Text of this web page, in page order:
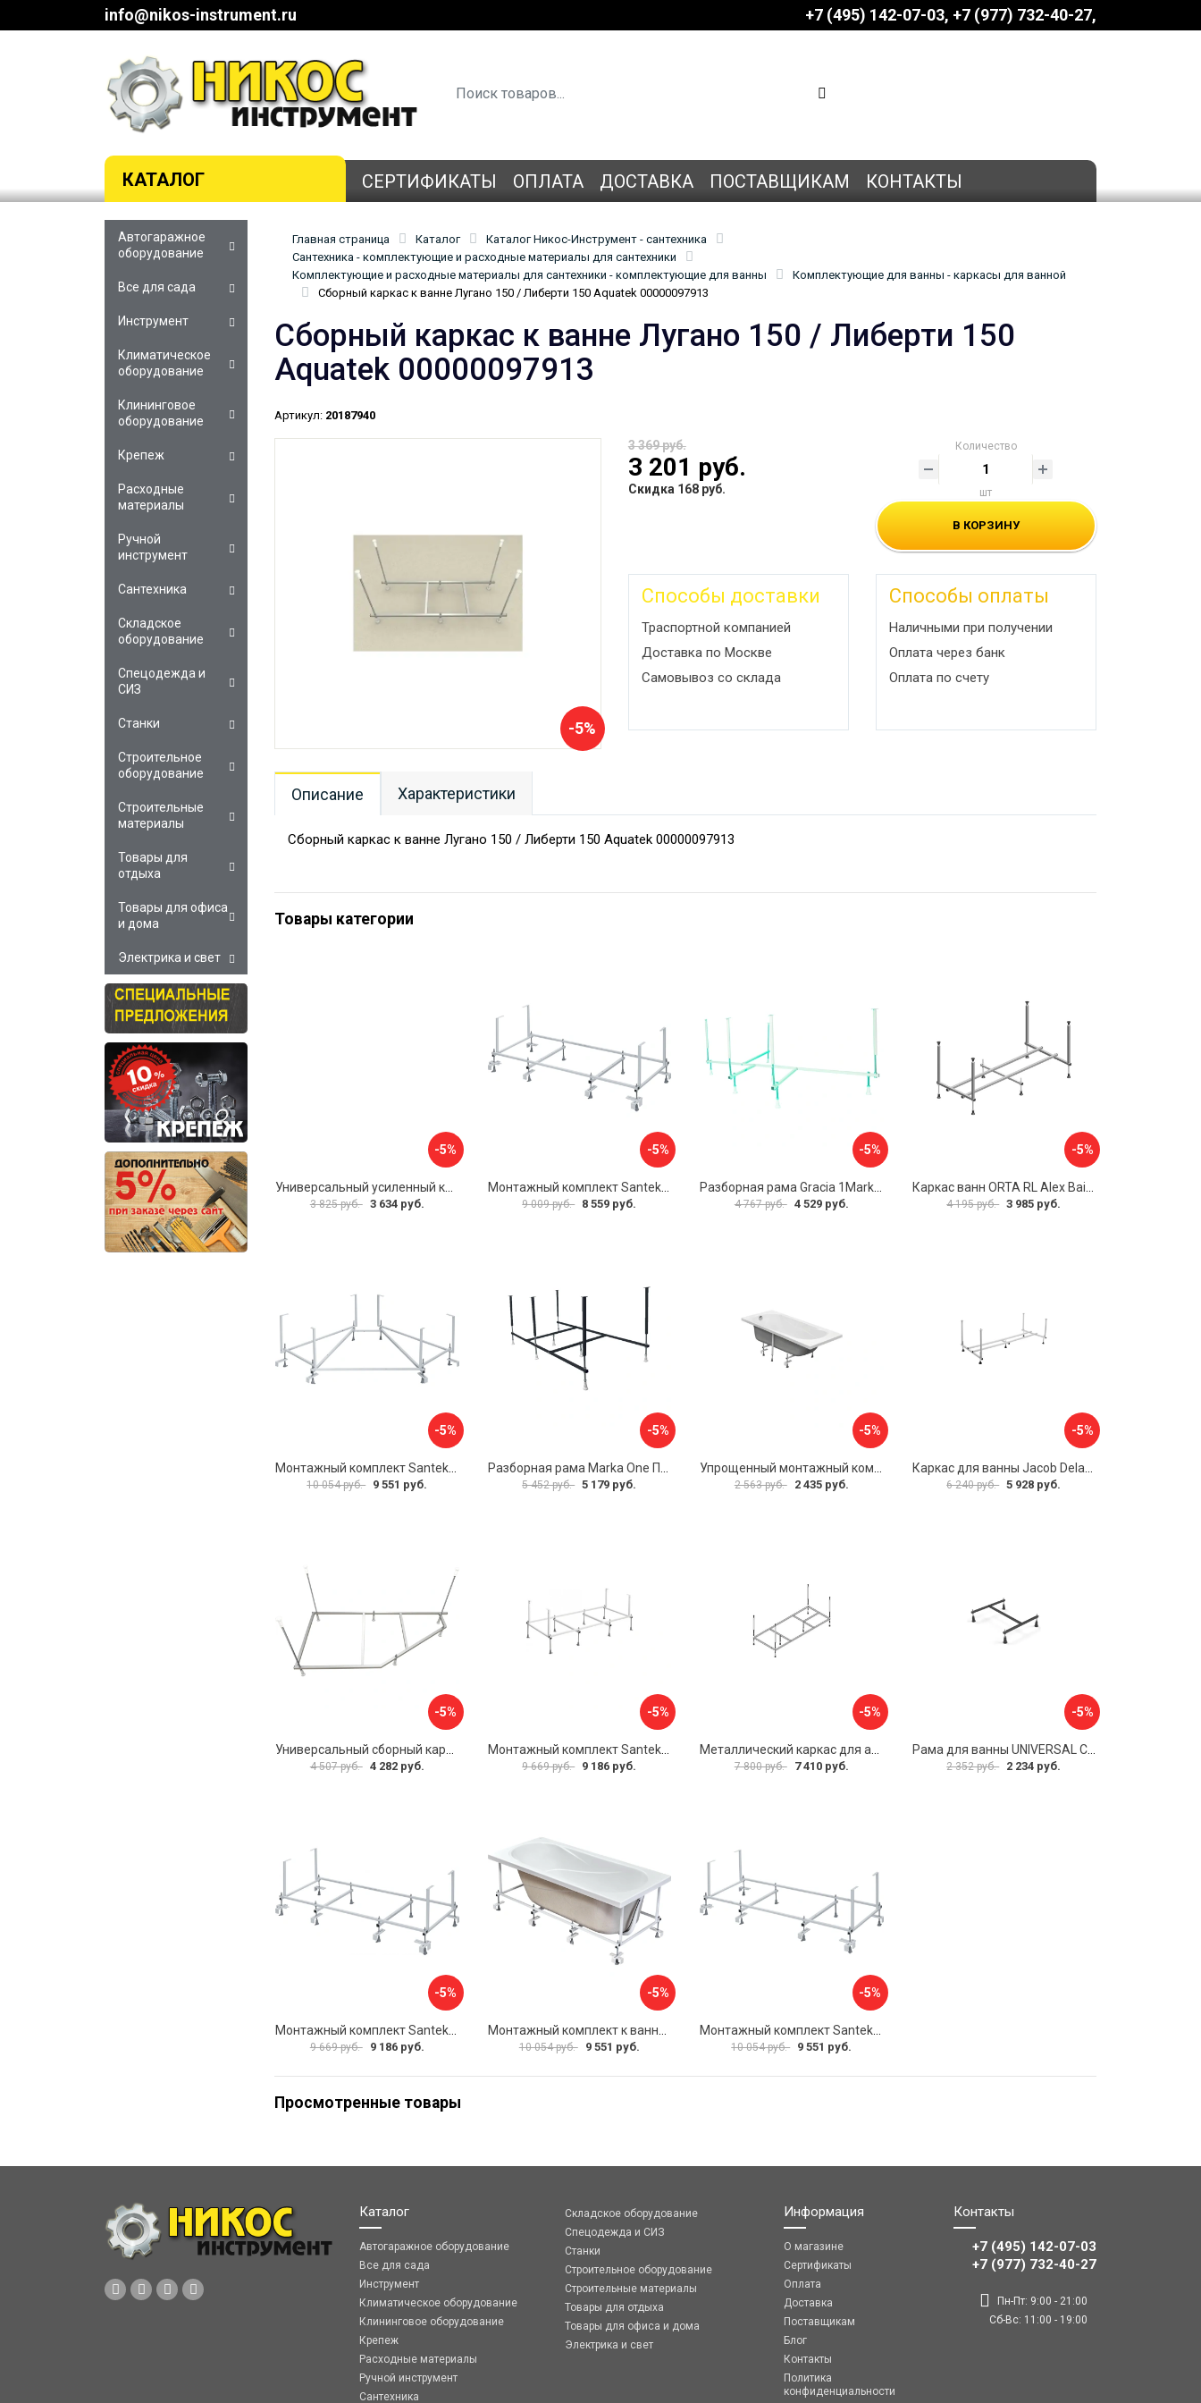
info@nikos-instrument.ru +7 (495) 142-07-03 ‎‎+7 (977) 732-40-27
КАТАЛОГ СЕРТИФИКАТЫ ОПЛАТА ДОСТАВКА ПОСТАВЩИКАМ КОНТАКТЫ
Главная страница Каталог
Каталог Никос-Инструмент - сантехника
Сантехника - комплектующие и расходные материалы для сантехники
Комплектующие и расходные материалы для сантехники - комплектующие для ванны
Комплектующие для ванны - каркасы для ванной
Сборный каркас к ванне Лугано 150 / Либерти 150 Aquatek 00000097913
Сборный каркас к ванне Лугано 150 / Либерти 150
Aquatek 00000097913
Артикул: 20187940
-5%
3 369 руб.
3 201 руб.
Скидка 168 руб.
Количество
шт
В КОРЗИНУ
Способы доставки
Траспортной компанией
Доставка по Москве
Самовывоз со склада
Способы оплаты
Наличными при получении
Оплата через банк
Оплата по счету
Описание Характеристики
Сборный каркас к ванне Лугано 150 / Либерти 150 Aquatek 00000097913
Товары категории
-5%
3 825 руб. 3 634 руб.
-5%
Монтажный комплект Santek МОНАКО 1.WH11.2.424 00000045899
9 009 руб. 8 559 руб.
-5%
4 767 руб. 4 529 руб.
-5%
4 195 руб. 3 985 руб.
-5%
Монтажный комплект Santek КАРИБЫ 1.WH11.2.430 00000046546
10 054 руб. 9 551 руб.
-5%
Разборная рама Marka One ПУ 160-165x75 03пу1675
5 452 руб. 5 179 руб.
-5%
Упрощенный монтажный комплект для ванны Santek КАСАБЛАНКА 1WH501541 00058310
2 563 руб. 2 435 руб.
-5%
Каркас для ванны Jacob Delafon E6D082RU-00 Sofa 73633
6 240 руб. 5 928 руб.
-5%
4 507 руб. 4 282 руб.
-5%
Монтажный комплект Santek САНТОРИНИ 1.WH30.2.488 00000069112
9 669 руб. 9 186 руб.
-5%
7 800 руб. 7 410 руб.
-5%
Рама для ванны UNIVERSAL Cersanit K-RW-UNIVERSAL160-170
2 352 руб. 2 234 руб.
-5%
9 669 руб. 9 186 руб.
-5%
10 054 руб. 9 551 руб.
-5%
10 054 руб. 9 551 руб.
Просмотренные товары
Автогаражное
оборудование
Все для сада
Инструмент
Климатическое
оборудование
Клининговое
оборудование
Крепеж
Расходные
материалы
Ручной
инструмент
Сантехника
Складское
оборудование
Спецодежда и
СИЗ
Станки
Строительное
оборудование
Строительные
материалы
Товары для
отдыха
Товары для офиса
и дома
Электрика и свет
Каталог
Автогаражное оборудование
Все для сада
Инструмент
Климатическое оборудование
Клининговое оборудование
Крепеж
Расходные материалы
Ручной инструмент
Сантехника
Складское оборудование
Спецодежда и СИЗ
Станки
Строительное оборудование
Строительные материалы
Товары для отдыха
Товары для офиса и дома
Электрика и свет
Информация
О магазине
Сертификаты
Оплата
Доставка
Поставщикам
Блог
Контакты
Политика
конфиденциальности
Контакты
+7 (495) 142-07-03
‎‎+7 (977) 732-40-27
Пн-Пт: 9:00 - 21:00
Сб-Вс: 11:00 - 19:00